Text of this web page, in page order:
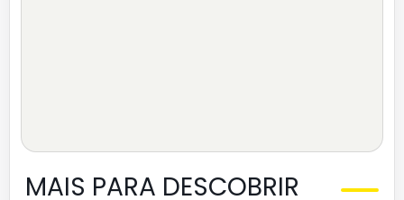
MAIS PARA DESCOBRIR